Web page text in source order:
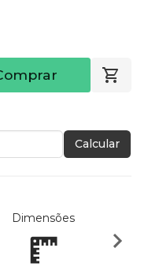
Calcular
Dimensões